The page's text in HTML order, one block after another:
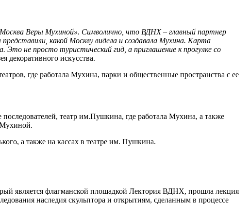
Веры Мухиной». Символично, что ВДНХ – главный партнер
какой Москву видела и создавала Мухина. Карта
не просто туристический гид, а приглашение к прогулке со
декоративного искусства.
где работала Мухина, парки и общественные пространства с ее
театр им.Пушкина, где работала Мухина, а также
а также на кассах в театре им. Пушкина.
является флагманской площадкой Лектория ВДНХ, прошла лекция
наследия скульптора и открытиям, сделанным в процессе